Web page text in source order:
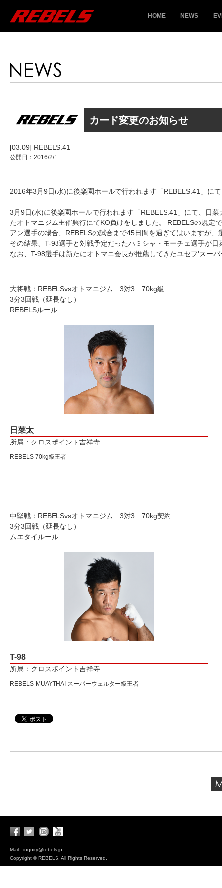
HOME NEWS
カード変更のお知らせ
[03.09] REBELS.41
公開日：2016/2/1
2016年3月9日(水)に後楽園ホールで行われます「REBELS.41」に
3月9日(水)に後楽園ホールで行われます「REBELS.41」にて、日
たオトマニジム主催興行にてKO負けをしました。 REBELSの規定
アン選手の場合、REBELSの試合まで45日間を過ぎてはいますが
その結果、T-98選手と対戦予定だったハミシャ・モーチェ選手が
なお、T-98選手は新たにオトマニ会長が推薦してきたユセフ'スー
大将戦：REBELSvsオトマニジム 3対3 70kg級
3分3回戦（延長なし）
REBELSルール
日菜太
所属：クロスポイント吉祥寺
REBELS 70kg級王者
中堅戦：REBELSvsオトマニジム 3対3 70kg契約
3分3回戦（延長なし）
ムエタイルール
T-98
所属：クロスポイント吉祥寺
REBELS-MUAYTHAI スーパーウェルター級王者
Mail : inquiry@rebels.jp
Copyright © REBELS. All Rights Reserved.